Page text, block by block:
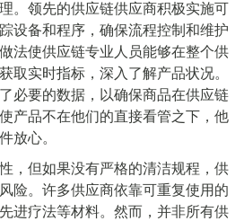
。领先的供应链供应商积极实施可
设备和程序，确保流程控制和维护
法使供应链专业人员能够在整个供
取实时指标，深入了解产品状况。
必要的数据，以确保商品在供应链
产品不在他们的直接看管之下，他
放心。
，但如果没有严格的清洁规程，供
险。许多供应商依靠可重复使用的
进疗法等材料。然而，并非所有供